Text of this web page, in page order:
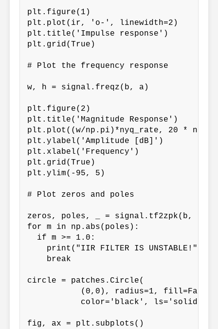
plt.figure(1)
plt.plot(ir, 'o-', linewidth=2)
plt.title('Impulse response')
plt.grid(True)
# Plot the frequency response
w, h = signal.freqz(b, a)
plt.figure(2)
plt.title('Magnitude Response')
plt.plot((w/np.pi)*nyq_rate, 20 *
plt.ylabel('Amplitude [dB]')
plt.xlabel('Frequency')
plt.grid(True)
plt.ylim(-95, 5)
# Plot zeros and poles
zeros, poles, _ = signal.tf2zpk(b, a)
for m in np.abs(poles):
  if m >= 1.0:
    print("IIR FILTER IS UNSTABLE!")
    break
circle = patches.Circle(
           (0,0), radius=1, fill=False,
color='black', ls='solid',
fig, ax = plt.subplots()